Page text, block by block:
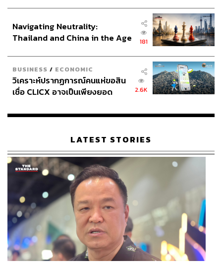
Navigating Neutrality:
Thailand and China in the Age
181
BUSINESS / ECONOMIC
วิเคราะห์ปรากฏการณ์คนแห่ขอสิน
เชื่อ CLICX อาจเป็นเพียงยอด
เรือนไทยที่ถูกซุกไว้
2.6K
LATEST STORIES